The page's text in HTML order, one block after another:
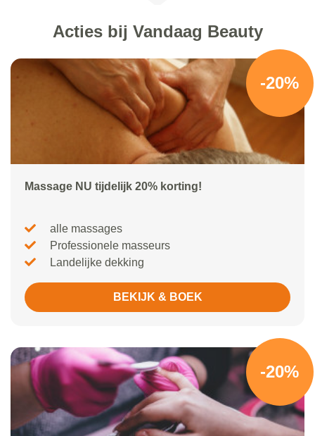
Acties bij Vandaag Beauty
-20%
Massage NU tijdelijk 20% korting!
alle massages
Professionele masseurs
Landelijke dekking
BEKIJK & BOEK
-20%